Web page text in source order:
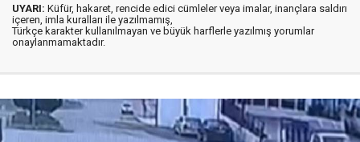
UYARI: Küfür, hakaret, rencide edici cümleler veya imalar, inançlara saldırı
içeren, imla kuralları ile yazılmamış,
Türkçe karakter kullanılmayan ve büyük harflerle yazılmış yorumlar
onaylanmamaktadır.